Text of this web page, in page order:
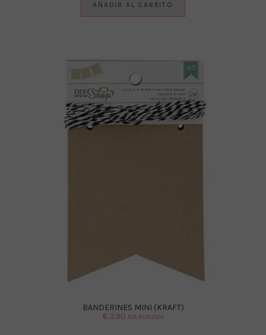
AÑADIR AL CARRITO
BANDERINES MINI (KRAFT)
€3.90 IVA Incluido